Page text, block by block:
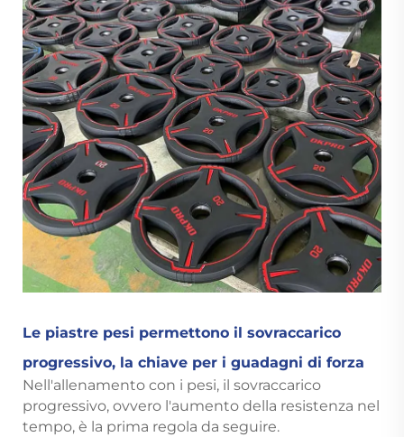
Le piastre pesi permettono il sovraccarico
progressivo, la chiave per i guadagni di forza
Nell'allenamento con i pesi, il sovraccarico
progressivo, ovvero l'aumento della resistenza nel
tempo, è la prima regola da seguire.